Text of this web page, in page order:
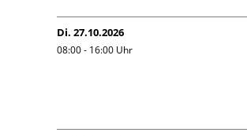
Di. 27.10.2026
08:00 - 16:00 Uhr